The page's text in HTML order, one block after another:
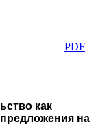
PDF
как
на